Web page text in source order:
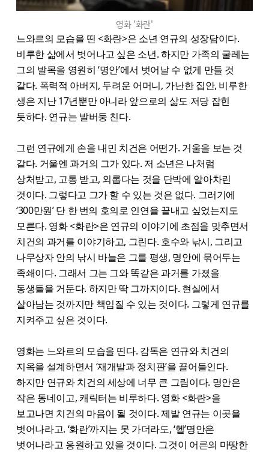
영화 '화란'
느와르의 모습을 띤 <화란>은 소년 연규의 성장담이다.
비루한 삶에서 벗어나고 싶은 소년. 하지만 가족의 굴레는
그의 발목을 영원히 ‘명안’에서 벗어날 수 없게 만들 것
같다. 폭력적 아버지, 두려운 어머니, 가난한 집안, 비루한
생은 지난 17년뿐만 아니라 앞으로의 삶도 저당 잡힌
듯하다. 연규는 발버둥 친다.
그런 연규에게 손을 내민 치건은 어떤가. 거울을 보는 것
같다. 거울엔 과거의 그가 있다. 저 소년은 나처럼
상처받고, 고통 받고, 외롭다는 것을 단박에 알아차린
것이다. 그렇다고 그가 할 수 있는 것은 없다. 그러기에
‘300만원’ 단 한 번의 호의로 인연을 끝내고 싶었는지도
모른다. 영화 <화란>은 연규의 이야기에 초점을 맞추면서
치건의 과거를 이야기하고, 그린다. 호수와 낚시, 그리고
나무상자 안의 낚시 바늘은 그를 평생, 명안에 묶어두는
족쇄이다. 그래서 그는 그와 똑같은 과거를 가졌을
동생들을 거둔다. 하지만 딱 그까지이다. 현실에서
살아남는 것까지만 책임질 수 있는 것이다. 그렇게 연규를
지켜주고 싶은 것이다.
영화는 느와르의 모습을 띤다. 감독은 연규와 치건의
지옥을 설계하면서 ‘재개발과 정치판’을 끌어들인다.
하지만 연규와 치건의 세상에 너무 큰 그림이다. 명안은
작은 동네이고, 캐릭터는 비루하다. 영화 <화란>을
보고나면 치건의 마음이 될 것이다. 제발 연규는 이곳을
벗어나라고. ‘화란’까지는 못 가더라도, ‘헬’명안은
벗어나라고 응원하고 있을 것이다. 그것이 어른의 마땅한